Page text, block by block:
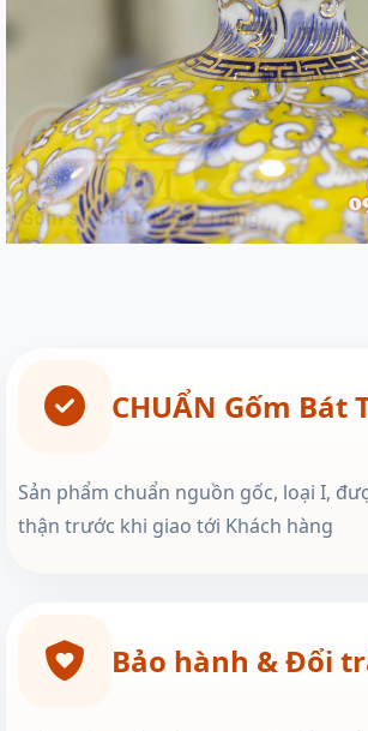
CHUẨN Gốm Bát
Sản phẩm chuẩn nguồn gốc, loại I,
thận trước khi giao tới Khách hàng
Bảo hành & Đổi